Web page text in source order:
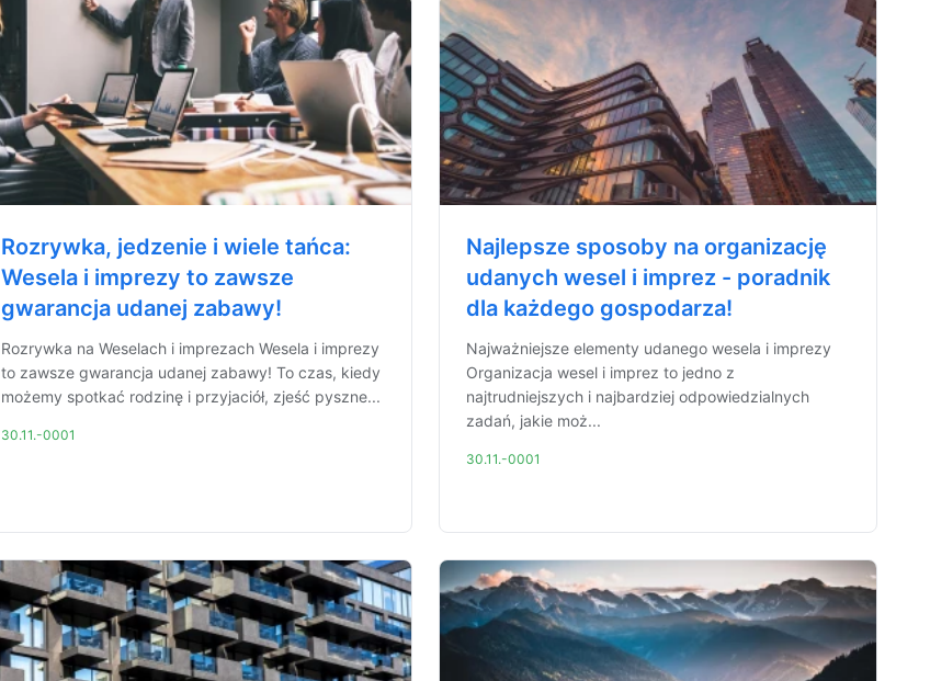
Rozrywka, jedzenie i wiele tańca:
Wesela i imprezy to zawsze
gwarancja udanej zabawy!
Rozrywka na Weselach i imprezach Wesela i imprezy
to zawsze gwarancja udanej zabawy! To czas, kiedy
możemy spotkać rodzinę i przyjaciół, zjeść pyszne...
30.11.-0001
Najlepsze sposoby na organizację
udanych wesel i imprez - poradnik
dla każdego gospodarza!
Najważniejsze elementy udanego wesela i imprezy
Organizacja wesel i imprez to jedno z
najtrudniejszych i najbardziej odpowiedzialnych
zadań, jakie moż...
30.11.-0001